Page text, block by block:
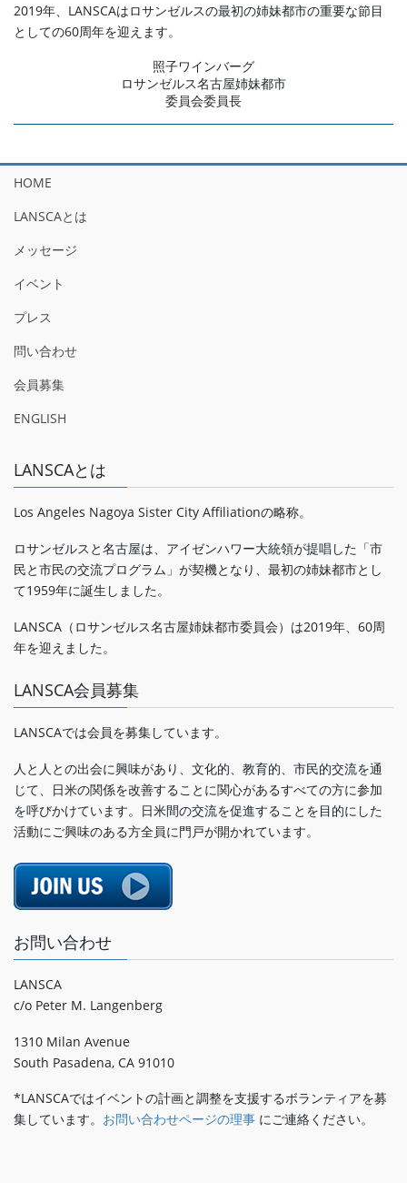
2019年、LANSCAはロサンゼルスの最初の姉妹都市の重要な節目
としての60周年を迎えます。
照子ワインバーグ
ロサンゼルス名古屋姉妹都市
委員会委員長
HOME
LANSCAとは
メッセージ
イベント
プレス
問い合わせ
会員募集
ENGLISH
LANSCAとは
Los Angeles Nagoya Sister City Affiliationの略称。
ロサンゼルスと名古屋は、アイゼンハワー大統領が提唱した「市
民と市民の交流プログラム」が契機となり、最初の姉妹都市とし
て1959年に誕生しました。
LANSCA（ロサンゼルス名古屋姉妹都市委員会）は2019年、60周
年を迎えました。
LANSCA会員募集
LANSCAでは会員を募集しています。
人と人との出会に興味があり、文化的、教育的、市民的交流を通
じて、日米の関係を改善することに関心があるすべての方に参加
を呼びかけています。日米間の交流を促進することを目的にした
活動にご興味のある方全員に門戸が開かれています。
お問い合わせ
LANSCA
c/o Peter M. Langenberg
1310 Milan Avenue
South Pasadena, CA 91010
*LANSCAではイベントの計画と調整を支援するボランティアを募
集しています。 お問い合わせページの理事 にご連絡ください。